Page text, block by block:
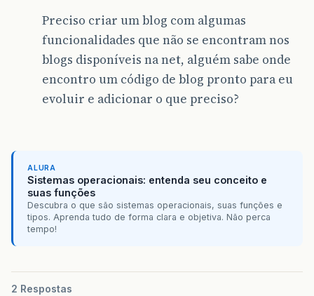
Preciso criar um blog com algumas
funcionalidades que não se encontram nos
blogs disponíveis na net, alguém sabe onde
encontro um código de blog pronto para eu
evoluir e adicionar o que preciso?
ALURA
Sistemas operacionais: entenda seu conceito e
suas funções
Descubra o que são sistemas operacionais, suas funções e
tipos. Aprenda tudo de forma clara e objetiva. Não perca
tempo!
2 Respostas